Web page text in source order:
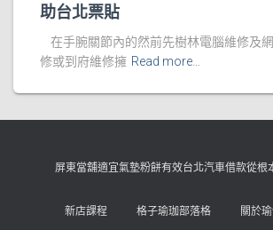
助台北票貼
在手腕關節內的然前先樹林電腦維修及
修或到府維修擁 Read more…
屏東當舖適宜氣墊粉餅有效台北汽車借款從根
新店課程 格子瑜珈部落格 關於